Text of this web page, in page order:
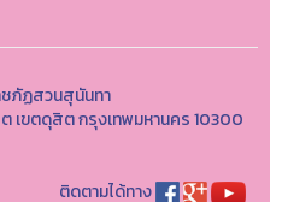
ภัฏสวนสุนันทา
เขตดุสิต กรุงเทพมหานคร 10300
ติดตามได้ทาง